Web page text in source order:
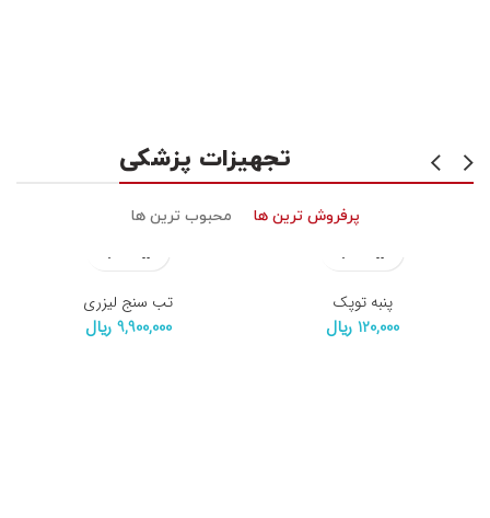
تجهیزات پزشکی
پرفروش ترین ها محبوب ترین ها
پنبه توپک
120,000 ریال
تب سنج لیزری
9,900,000 ریال